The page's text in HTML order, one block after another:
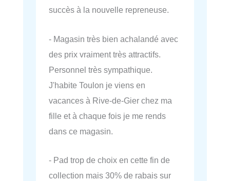
succès à la nouvelle repreneuse.
- Magasin très bien achalandé avec
des prix vraiment très attractifs.
Personnel très sympathique.
J'habite Toulon je viens en
vacances à Rive-de-Gier chez ma
fille et à chaque fois je me rends
dans ce magasin.
- Pad trop de choix en cette fin de
collection mais 30% de rabais sur